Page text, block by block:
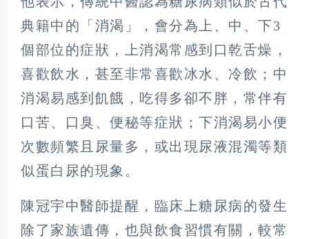
典籍中的「消渴」，會分為上、中、下3
個部位的症狀，上消渴常感到口乾舌燥，
喜歡飲水，甚至非常喜歡冰水、冷飲；中
消渴易感到飢餓，吃得多卻不胖，常伴有
口苦、口臭、便秘等症狀；下消渴易小便
次數頻繁且尿量多，或出現尿液混濁等類
似蛋白尿的現象。
陳冠宇中醫師提醒，臨床上糖尿病的發生
除了家族遺傳，也與飲食習慣有關，較常